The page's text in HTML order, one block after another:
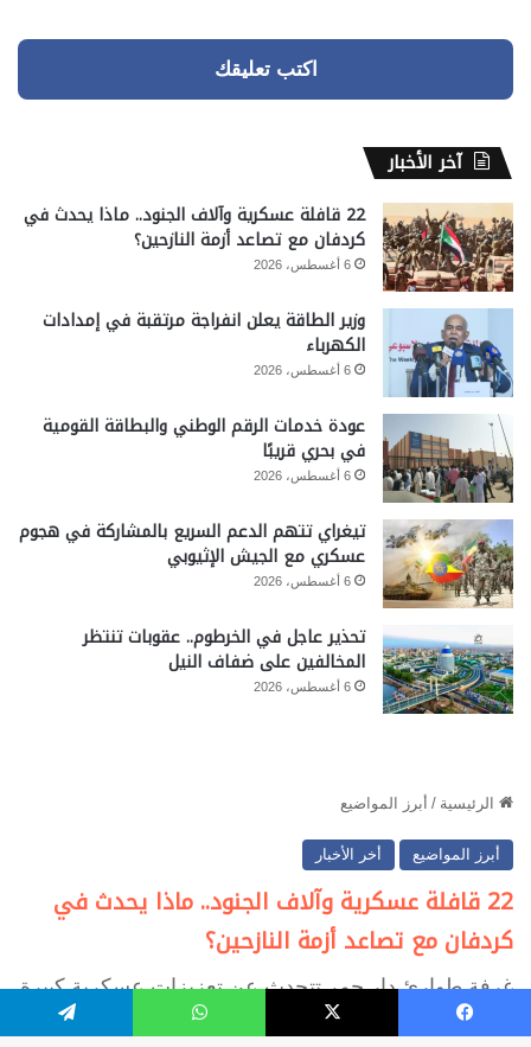
اكتب تعليقك
آخر الأخبار
22 قافلة عسكرية وآلاف الجنود.. ماذا يحدث في
كردفان مع تصاعد أزمة النازحين؟
6 أغسطس، 2026
وزير الطاقة يعلن انفراجة مرتقبة في إمدادات
الكهرباء
6 أغسطس، 2026
عودة خدمات الرقم الوطني والبطاقة القومية
في بحري قريبًا
6 أغسطس، 2026
تيغراي تتهم الدعم السريع بالمشاركة في هجوم
عسكري مع الجيش الإثيوبي
6 أغسطس، 2026
تحذير عاجل في الخرطوم.. عقوبات تنتظر
المخالفين على ضفاف النيل
6 أغسطس، 2026
فيسبوك ‫X واتساب تيلقرام